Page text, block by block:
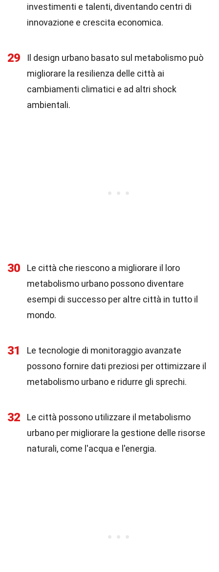
investimenti e talenti, diventando centri di
innovazione e crescita economica.
29
Il design urbano basato sul metabolismo può
migliorare la resilienza delle città ai
cambiamenti climatici e ad altri shock
ambientali.
30
Le città che riescono a migliorare il loro
metabolismo urbano possono diventare
esempi di successo per altre città in tutto il
mondo.
31
Le tecnologie di monitoraggio avanzate
possono fornire dati preziosi per ottimizzare il
metabolismo urbano e ridurre gli sprechi.
32
Le città possono utilizzare il metabolismo
urbano per migliorare la gestione delle risorse
naturali, come l'acqua e l'energia.